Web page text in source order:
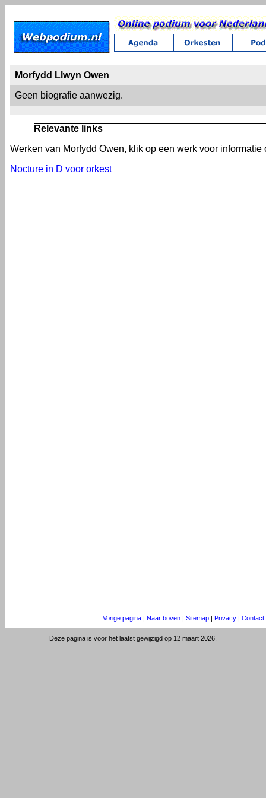
Morfydd Llwyn Owen
Geen biografie aanwezig.
Relevante links
Werken van Morfydd Owen, klik op een werk voor informatie
Nocture in D voor orkest
Vorige pagina | Naar boven | Sitemap | Privacy | Contact
Deze pagina is voor het laatst gewijzigd op 12 maart 2026.